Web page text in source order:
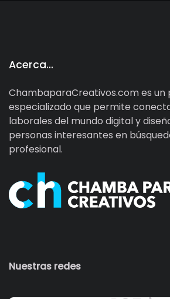
Acerca…
ChambaparaCreativos.com es un
especializado que permite
laborales del mundo digital y
personas interesantes en
profesional.
Nuestras redes